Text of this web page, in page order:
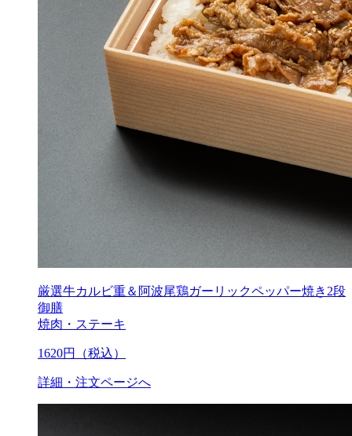
厳選牛カルビ重＆阿波尾鶏ガーリックペッパー焼き2段
御膳
焼肉・ステーキ
1620円（税込）
詳細・注文ページへ